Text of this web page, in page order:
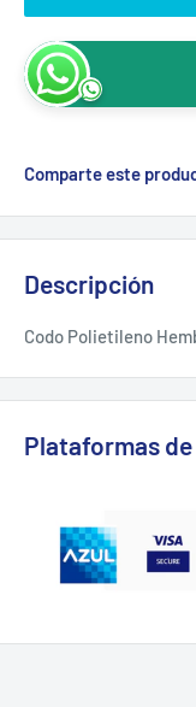
Comparte este
Descripción
Codo Polietileno
Plataformas